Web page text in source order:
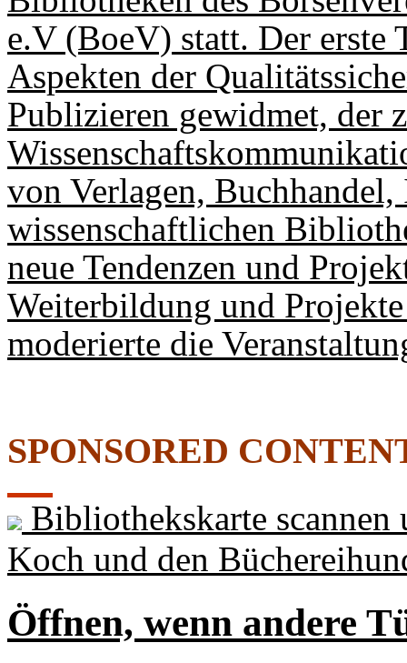
e.V (BoeV) statt. Der erste
Aspekten der
Publizieren gewidmet, der
von Verlagen,
wissenschaftlichen
neue Tendenzen und
Weiterbildung und
moderierte die
SPONSORED
Bibliothekskarte
Koch und den
Öffnen, wenn andere